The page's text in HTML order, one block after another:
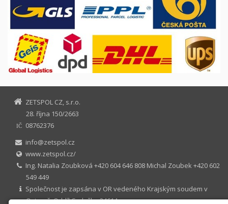
ZETSPOL CZ, s.r.o.
28. října 150/2663
IČ
08762376
info@zetspol.cz
www.zetspol.cz/
Ing. Natalia Zoubková +420 604 646 808 Michal Zoubek +420 602
549 449
Společnost je zapsána v OR vedeného Krajským soudem v
Ostravě. Oddíl C, vložka 24614